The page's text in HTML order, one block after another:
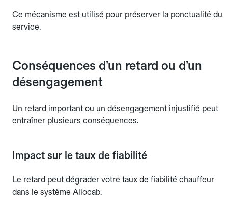
Ce mécanisme est utilisé pour préserver la ponctualité du
service.
Conséquences d’un retard ou d’un
désengagement
Un retard important ou un désengagement injustifié peut
entraîner plusieurs conséquences.
Impact sur le taux de fiabilité
Le retard peut dégrader votre taux de fiabilité chauffeur
dans le système Allocab.